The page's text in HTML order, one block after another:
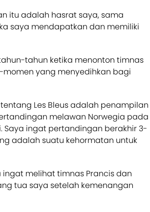
itu adalah hasrat saya, sama
saya mendapatkan dan memiliki
tahun ketika menonton timnas
yang menyedihkan bagi
Les Bleus adalah penampilan
melawan Norwegia pada
Saya ingat pertandingan berakhir 3-
adalah suatu kehormatan untuk
ingat melihat timnas Prancis dan
tua saya setelah kemenangan